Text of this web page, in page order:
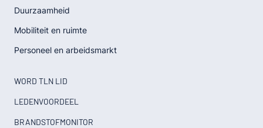
Duurzaamheid
Mobiliteit en ruimte
Personeel en arbeidsmarkt
WORD TLN LID
LEDENVOORDEEL
BRANDSTOFMONITOR